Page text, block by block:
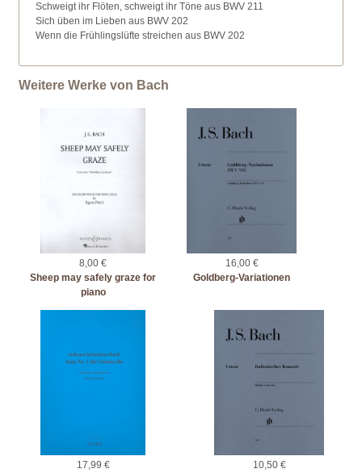
Schweigt ihr Flöten, schweigt ihr Töne aus BWV 211
Sich üben im Lieben aus BWV 202
Wenn die Frühlingslüfte streichen aus BWV 202
Weitere Werke von Bach
8,00 €
Sheep may safely graze for
piano
16,00 €
Goldberg-Variationen
17,99 €
10,50 €